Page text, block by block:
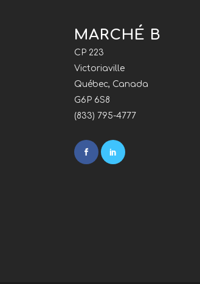
MARCHÉ B
CP 223
Victoriaville
Québec, Canada
G6P 6S8
(833) 795-4777